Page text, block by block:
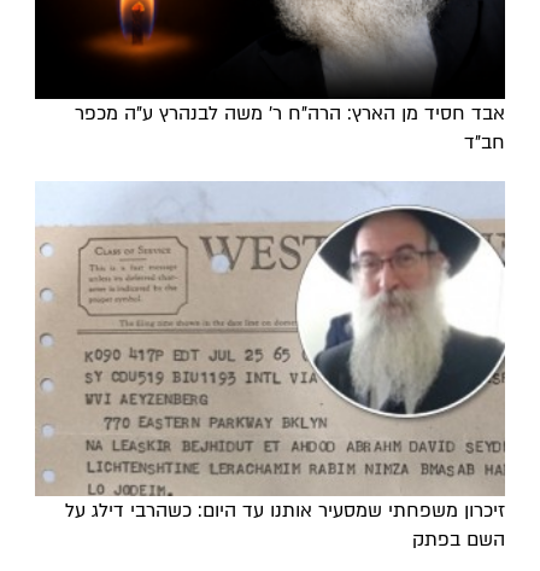
אבד חסיד מן הארץ: הרה"ח ר' משה לבנהרץ ע"ה מכפר
חב"ד
זיכרון משפחתי שמסעיר אותנו עד היום: כשהרבי דילג על
השם בפתק